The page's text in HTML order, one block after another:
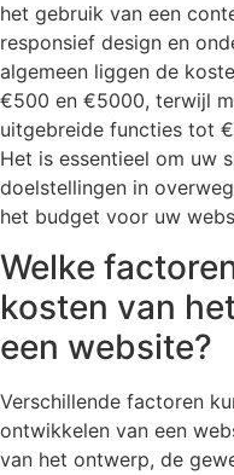
het gebruik van een
responsief design en
algemeen liggen de
€500 en €5000, terwijl
uitgebreide functies tot
Het is essentieel om uw
doelstellingen in
het budget voor uw
Welke
kosten van
een website?
Verschillende factoren
ontwikkelen van een
van het ontwerp, de